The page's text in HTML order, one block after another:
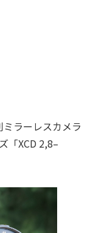
ラーレスカメラ
「XCD 2,8–